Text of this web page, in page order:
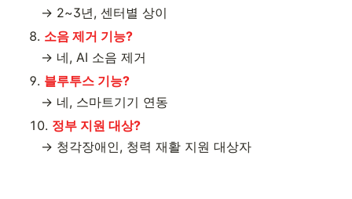
→ 2~3년, 센터별 상이
소음 제거 기능?
→ 네, AI 소음 제거
블루투스 기능?
→ 네, 스마트기기 연동
정부 지원 대상?
→ 청각장애인, 청력 재활 지원 대상자